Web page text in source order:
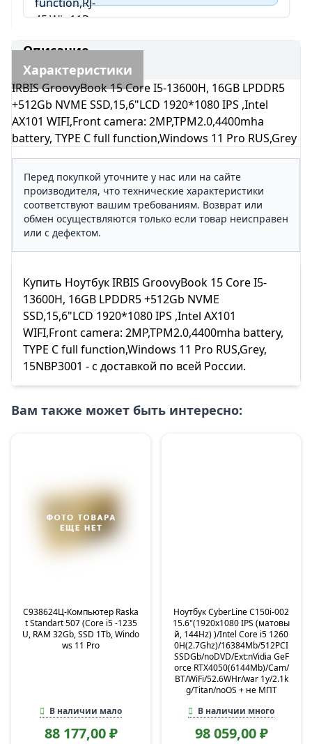
Описание
Характеристики
IRBIS GroovyBook 15 Core I5-13600H, 16GB LPDDR5
+512Gb NVME SSD,15,6"LCD 1920*1080 IPS ,Intel
AX101 WIFI,Front camera: 2MP,TPM2.0,4400mha
battery, TYPE C full function,Windows 11 Pro RUS,Grey
Перед покупкой уточните у нас или на сайте
производителя, что технические характеристики
соответствуют вашим требованиям. Возврат или
обмен осуществляются только если товар неисправен
или с дефектом.
Купить Ноутбук IRBIS GroovyBook 15 Core I5-
13600H, 16GB LPDDR5 +512Gb NVME
SSD,15,6"LCD 1920*1080 IPS ,Intel AX101
WIFI,Front camera: 2MP,TPM2.0,4400mha battery,
TYPE C full function,Windows 11 Pro RUS,Grey,
15NBP3001 - с доставкой по всей России.
Вам также может быть интересно:
C938624Ц-Компьютер Raska
t Standart 507 (Core i5 -1235
U, RAM 32Gb, SSD 1Tb, Windo
ws 11 Pro
В наличии мало
88 177,00 ₽
Ноутбук CyberLine C150i-002
15.6"(1920x1080 IPS (матовы
й, 144Hz) )/Intel Core i5 1260
0H(2.7Ghz)/16384Mb/512PCI
SSDGb/noDVD/Ext:nVidia GeF
orce RTX4050(6144Mb)/Cam/
BT/WiFi/52.6WHr/war 1y/2.1k
g/Titan/noOS + не МПТ
В наличии много
98 059,00 ₽